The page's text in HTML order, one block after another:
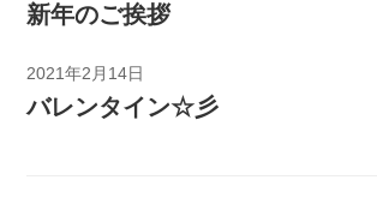
新年のご挨拶
2021年2月14日
バレンタイン☆彡